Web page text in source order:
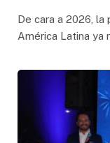
De cara a 2026, la
América Latina ya